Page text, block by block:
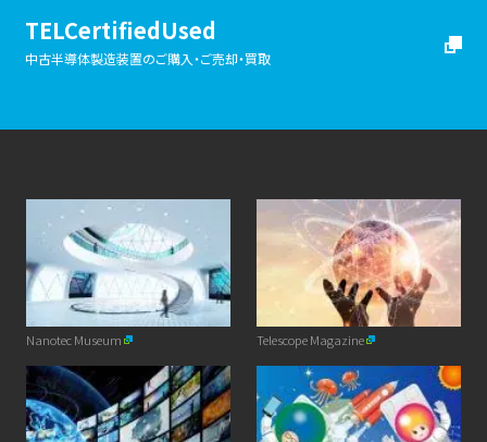
TELCertifiedUsed
中古半導体製造装置のご購入・ご売却・買取
Nanotec Museum Telescope Magazine